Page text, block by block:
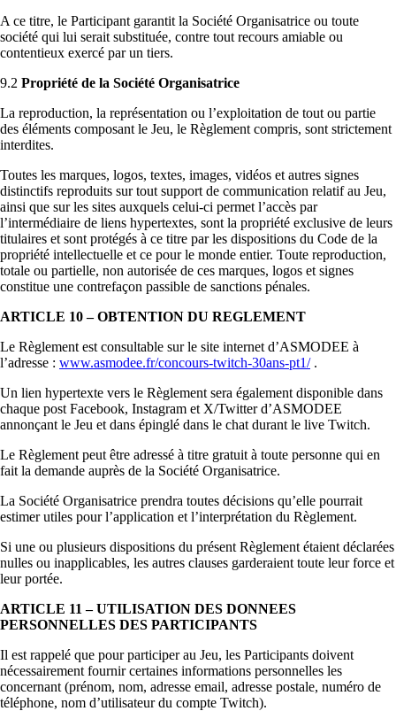
A ce titre, le Participant garantit la Société Organisatrice ou toute
société qui lui serait substituée, contre tout recours amiable ou
contentieux exercé par un tiers.
9.2 Propriété de la Société Organisatrice
La reproduction, la représentation ou l’exploitation de tout ou partie
des éléments composant le Jeu, le Règlement compris, sont strictement
interdites.
Toutes les marques, logos, textes, images, vidéos et autres signes
distinctifs reproduits sur tout support de communication relatif au Jeu,
ainsi que sur les sites auxquels celui-ci permet l’accès par
l’intermédiaire de liens hypertextes, sont la propriété exclusive de leurs
titulaires et sont protégés à ce titre par les dispositions du Code de la
propriété intellectuelle et ce pour le monde entier. Toute reproduction,
totale ou partielle, non autorisée de ces marques, logos et signes
constitue une contrefaçon passible de sanctions pénales.
ARTICLE 10 – OBTENTION DU REGLEMENT
Le Règlement est consultable sur le site internet d’ASMODEE à
l’adresse : www.asmodee.fr/concours-twitch-30ans-pt1/.
Un lien hypertexte vers le Règlement sera également disponible dans
chaque post Facebook, Instagram et X/Twitter d’ASMODEE
annonçant le Jeu et dans épinglé dans le chat durant le live Twitch.
Le Règlement peut être adressé à titre gratuit à toute personne qui en
fait la demande auprès de la Société Organisatrice.
La Société Organisatrice prendra toutes décisions qu’elle pourrait
estimer utiles pour l’application et l’interprétation du Règlement.
Si une ou plusieurs dispositions du présent Règlement étaient déclarées
nulles ou inapplicables, les autres clauses garderaient toute leur force et
leur portée.
ARTICLE 11 – UTILISATION DES DONNEES
PERSONNELLES DES PARTICIPANTS
Il est rappelé que pour participer au Jeu, les Participants doivent
nécessairement fournir certaines informations personnelles les
concernant (prénom, nom, adresse email, adresse postale, numéro de
téléphone, nom d’utilisateur du compte Twitch).